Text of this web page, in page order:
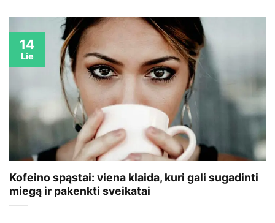
Kofeino spąstai: viena klaida, kuri gali sugadinti
miegą ir pakenkti sveikatai
14
Lie